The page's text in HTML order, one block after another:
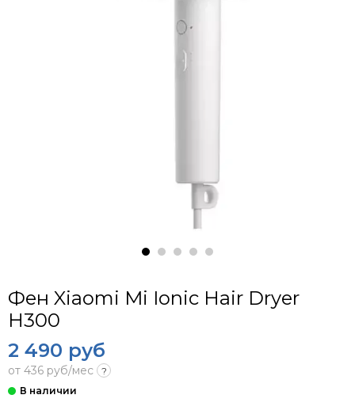
Фен Xiaomi Mi Ionic Hair Dryer
H300
2 490 руб
от 436 руб/мес ?